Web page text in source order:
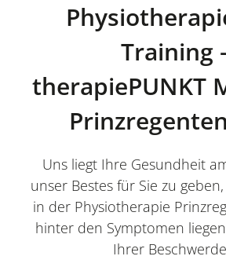
Training
therapiePUNKT
Uns liegt Ihre Gesundheit
unser Bestes für Sie zu
in der Physiotherapie
hinter den Symptomen
Ihrer